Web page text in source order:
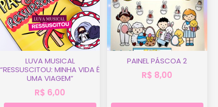
LUVA MUSICAL
“RESSUSCITOU: MINHA VIDA É
UMA VIAGEM”
R$ 6,00
PAINEL PÁSCOA 2
R$ 8,00